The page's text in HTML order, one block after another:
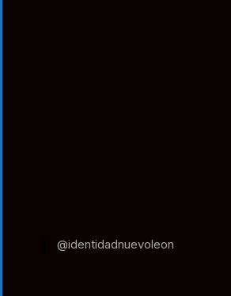
@identidadnuevoleon